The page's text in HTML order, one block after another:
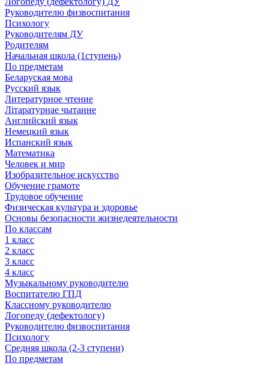
Руководителю физвоспитания
Психологу
Руководителям ДУ
Родителям
Начальная школа (1ступень)
По предметам
Беларуская мова
Русский язык
Литературное чтение
Літаратурнае чытанне
Английский язык
Немецкий язык
Испанский язык
Математика
Человек и мир
Изобразительное искусство
Обучение грамоте
Трудовое обучение
Физическая культура и здоровье
Основы безопасности жизнедеятельности
По классам
1 класс
2 класс
3 класс
4 класс
Музыкальному руководителю
Воспитателю ГПД
Классному руководителю
Логопеду (дефектологу)
Руководителю физвоспитания
Психологу
Средняя школа (2-3 ступени)
По предметам